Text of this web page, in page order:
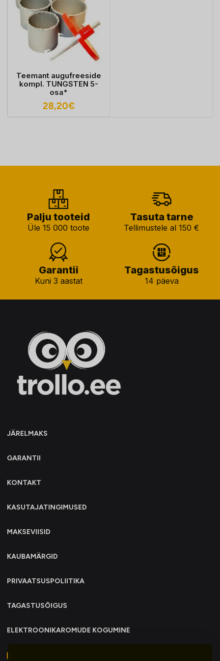
Teemant augufreeside
kompl. TUNGSTEN 5-
osa*
28,20€
Palju tooteid
Üle 15 000 toote
Tasuta tarne
Tellimustele al 150 €
Garantii
Kuni 3 aastat
Tagastusõigus
14 päeva
JÄRELMAKS
GARANTII
KONTAKT
KASUTAJATINGIMUSED
MAKSEVIISID
KAUBAMÄRGID
PRIVAATSUSPOLIITIKA
TAGASTUSÕIGUS
ELEKTROONIKAROMUDE KOGUMINE